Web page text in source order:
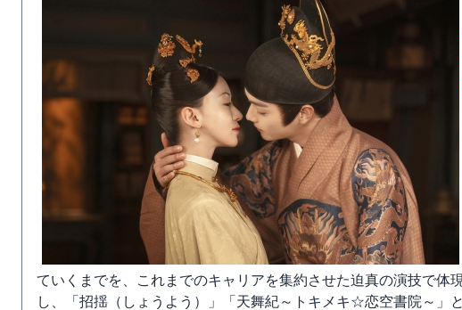
ていくまでを、これまでのキャリアを集約させた迫真の演技で体
し、「招揺（しょうよう）」「天舞紀～トキメキ☆恋空書院～」